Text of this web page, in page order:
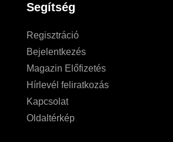
Segítség
Regisztráció
Bejelentkezés
Magazin Előfizetés
Hírlevél feliratkozás
Kapcsolat
Oldaltérkép